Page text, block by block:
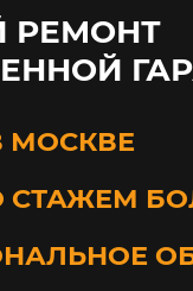
РЕМОНТ
МОСКВЕ